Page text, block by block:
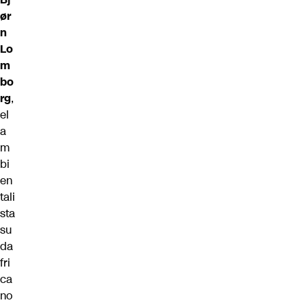
ør
n
Lo
m
bo
rg,
el
a
m
bi
en
tali
sta
su
da
fri
ca
no